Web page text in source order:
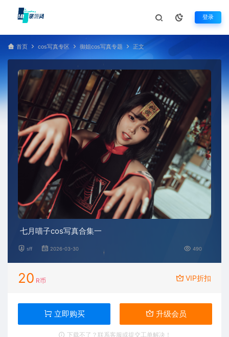
登录
首页 cos写真专区 御姐cos写真专题 正文
七月喵子cos写真合集一
sff 2026-03-30 490
20 R币 VIP折扣
立即购买 升级会员
下载不了？联系客服或提交工单解决！